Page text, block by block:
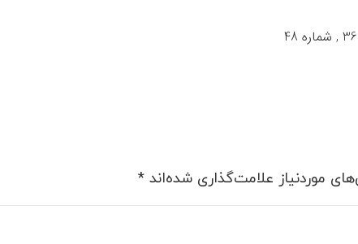
موردنیاز علامت‌گذاری شده‌اند *